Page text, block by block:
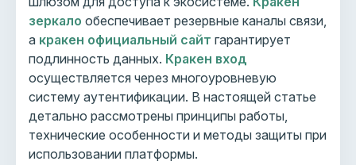
зеркало обеспечивает резервные каналы связи,
а кракен официальный сайт гарантирует
подлинность данных. Кракен вход
осуществляется через многоуровневую
систему аутентификации. В настоящей статье
детально рассмотрены принципы работы,
технические особенности и методы защиты при
использовании платформы.